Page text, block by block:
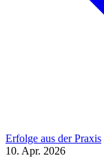
Erfolge aus der Praxis
10. Apr. 2026